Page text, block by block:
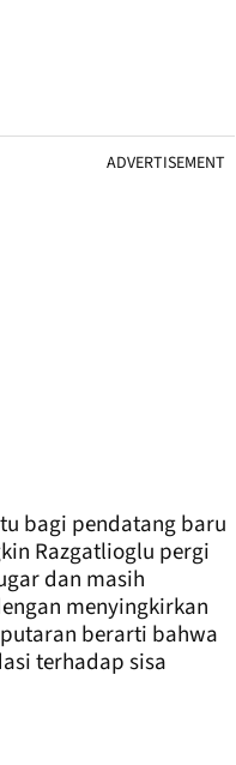
ADVERTISEMENT
bagi pendatang baru
Razgatlioglu pergi
dan masih
menyingkirkan
berarti bahwa
terhadap sisa